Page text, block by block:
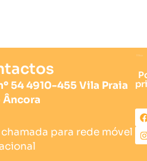
54 4910-455 Vila Praia
Âncora
chamada para rede móvel
I
t